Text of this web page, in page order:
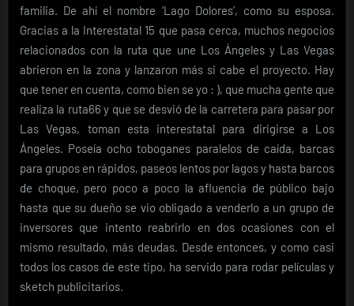
familia. De ahí el nombre ‘Lago Dolores’, como su esposa.
Gracias a la Interestatal 15 que pasa cerca, muchos negocios
relacionados con la ruta que une Los Ángeles y Las Vegas
abrieron en la zona y lanzaron más si cabe el proyecto. Hay
que tener en cuenta, como bien se yo : ), que mucha gente que
realiza la ruta66 y que se desvió de la carretera para pasar por
Las Vegas, toman esta interestatal para dirigirse a Los
Ángeles. Poseía ocho toboganes paralelos de caída, barcas
para grupos en rápidos, paseos lentos por lagos y hasta barcos
de choque, pero poco a poco la afluencia de público bajo
hasta que su dueño se vio obligado a venderlo a un grupo de
inversores que intento reabrirlo en dos ocasiones con el
mismo resultado, más deudas. Desde entonces, y como casi
todos los casos de este tipo, ha servido para rodar películas y
sketch publicitarios.